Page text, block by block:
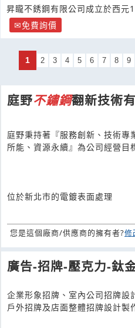
昇矓不銹鋼有限公司成立於西元
營廚房設備
免費詢價
1 2 3 4 5 6 7 8 9
庭野不鏽鋼翻新技術
庭野秉持著『服務創新、技術專
所能、資源永續』為公司經營目
位於新北市的電鍍表面處理
您是這個廠商/供應商的擁有者?修
廣告-招牌-壓克力-鈦
企業形象招牌、室內公司招牌設
戶外招牌及店面整體招牌設計製